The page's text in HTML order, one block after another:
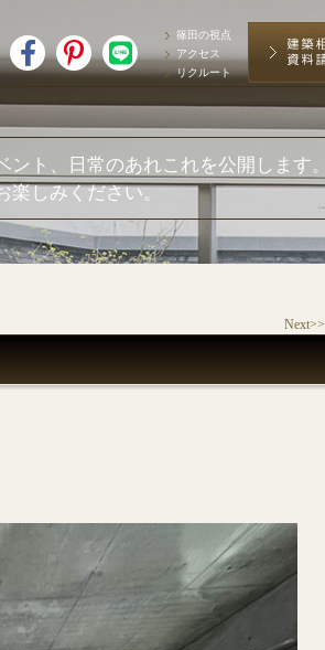
篠田の視点
アクセス
リクルート
ト、日常のあれこれを公開します。
楽しみください。
Next>>